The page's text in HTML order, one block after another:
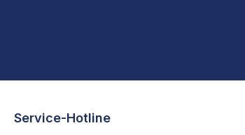
Service-Hotline